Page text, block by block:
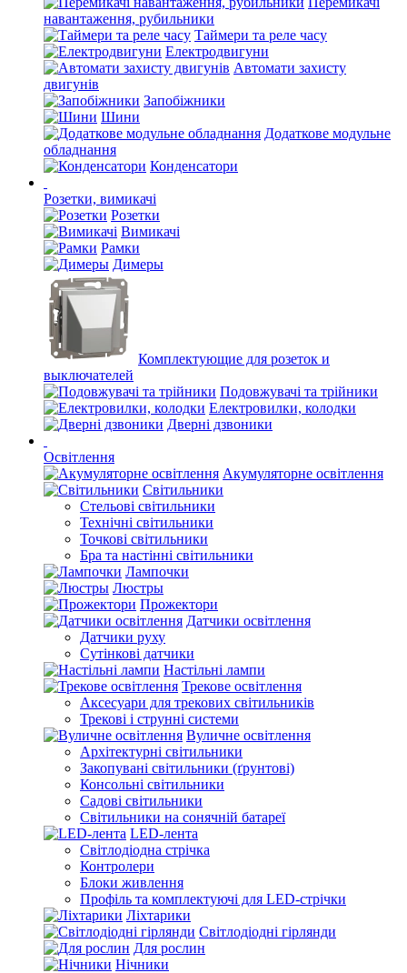
навантаження, рубильники
Таймери та реле часу
Електродвигуни
Автомати захисту
двигунів
Запобіжники
Шини
Додаткове модульне
обладнання
Конденсатори
Розетки, вимикачі
Розетки
Вимикачі
Рамки
Димеры
Комплектующие для розеток и
выключателей
Подовжувачі та трійники
Електровилки, колодки
Дверні дзвоники
Освітлення
Акумуляторне освітлення
Світильники
Стельові світильники
Технічні світильники
Точкові світильники
Бра та настінні світильники
Лампочки
Люстры
Прожектори
Датчики освітлення
Датчики руху
Сутінкові датчики
Настільні лампи
Трекове освітлення
Аксесуари для трекових світильників
Трекові і струнні системи
Вуличне освітлення
Архітектурні світильники
Закопувані світильники (ґрунтові)
Консольні світильники
Садові світильники
Світильники на сонячній батареї
LED-лента
Світлодіодна стрічка
Контролери
Блоки живлення
Профіль та комплектуючі для LED-стрічки
Ліхтарики
Світлодіодні гірлянди
Для рослин
Нічники